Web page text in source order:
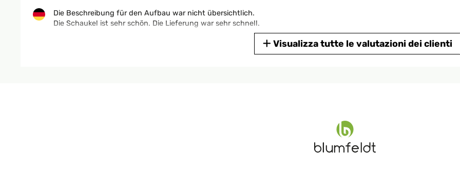
Die Beschreibung für den Aufbau war nicht übersichtlich.
Die Schaukel ist sehr schön. Die Lieferung war sehr schnell.
Visualizza tutte le valutazioni dei clienti